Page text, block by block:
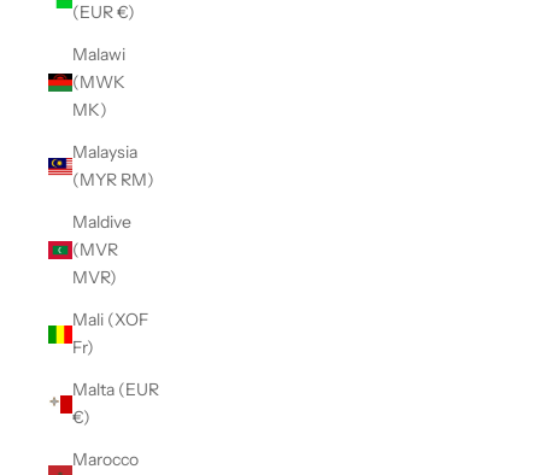
(EUR €)
Malawi
(MWK
MK)
Malaysia
(MYR RM)
Maldive
(MVR
MVR)
Mali (XOF
Fr)
Malta (EUR
€)
Marocco